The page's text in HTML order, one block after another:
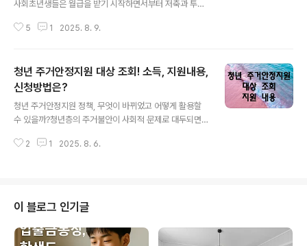
사회초년생들은 월급을 받기 시작하면서부터 저축과 투자
은 주식 투자에만 관심을 가지는 경우가 많습니다. 그 이유
이유는 분명합니다. 특히 젊은 시절에 시작한 연금저축은
적은 금액으로도 긴 시간 복리 효과를 누릴 수 있어, 노후
자산의 차이를 크게 만들어주기 때문입니다. 첫째, 사회초
년생에게는 시간이라는 최고의 자산이 있습니다. 연금저축
이는 원금과 이자가 함께 불어나면서 시간이 지날수록 성
5 1 2025. 8. 9.
청년 주거안정지원 대상 조회! 소득, 지원내용,
신청방법은?
청년 주거안정지원 정책, 무엇이 바뀌었고 어떻게 활용할
수 있을까?청년층의 주거불안이 사회적 문제로 대두되면
해 시행하고 있습니다. 특히 고물가, 고금리 시대에 청년층
세분화되고 있습니다. 이 글에서는 현재 시행 중인 주요 청
년 주거안정지원 정책과 그 활용법을 정리해드리겠습니다.
청년 주거안정지원이 필요한 이유청년 1인가구, 사회초년
생, 취업준비생 등은 고정 소득이 없거나 낮은 경우가 많아
2 1 2025. 8. 6.
이 블로그 인기글